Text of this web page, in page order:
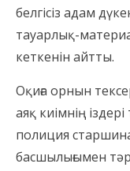
белгісіз адам
тауарлық-
кеткенін айтты.
Оқиға орнын
аяқ киімнің
полиция
басшылығымен